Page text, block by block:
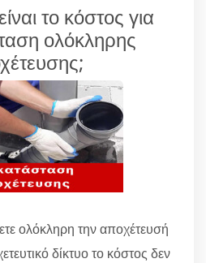
το κόστος για
ολόκληρης
ολόκληρη την αποχέτευσή
δίκτυο το κόστος δεν